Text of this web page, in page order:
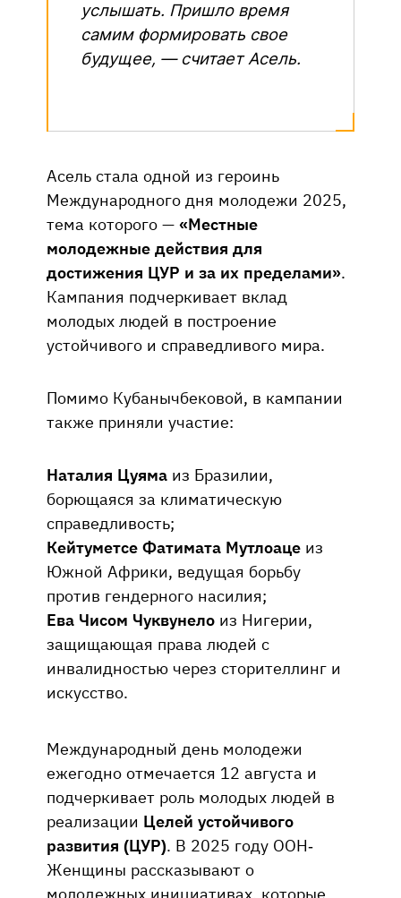
услышать. Пришло время
самим формировать свое
будущее, — считает Асель.
Асель стала одной из героинь
Международного дня молодежи 2025,
тема которого — «Местные
молодежные действия для
достижения ЦУР и за их пределами».
Кампания подчеркивает вклад
молодых людей в построение
устойчивого и справедливого мира.
Помимо Кубанычбековой, в кампании
также приняли участие:
Наталия Цуяма из Бразилии,
борющаяся за климатическую
справедливость;
Кейтуметсе Фатимата Мутлоаце из
Южной Африки, ведущая борьбу
против гендерного насилия;
Ева Чисом Чуквунело из Нигерии,
защищающая права людей с
инвалидностью через сторителлинг и
искусство.
Международный день молодежи
ежегодно отмечается 12 августа и
подчеркивает роль молодых людей в
реализации Целей устойчивого
развития (ЦУР). В 2025 году ООН-
Женщины рассказывают о